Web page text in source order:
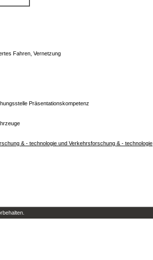
Fahren, Vernetzung
Präsentationskompetenz
& - technologie und Verkehrsforschung & - technologie